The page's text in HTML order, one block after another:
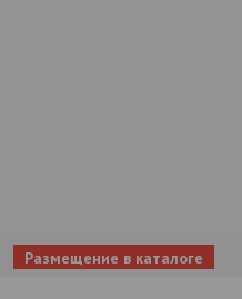
Размещение в каталоге